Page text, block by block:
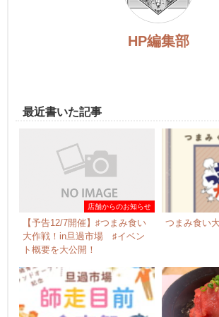
HP編集部
最近書いた記事
店舗からのお知らせ
【予告12/7開催】♯つまみ食い
大作戦！in旦過市場 ♯イベン
ト概要を大公開！
つまみ食い